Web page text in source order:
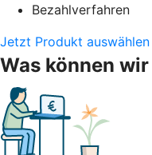
Bezahlverfahren
Jetzt Produkt auswählen
Was können